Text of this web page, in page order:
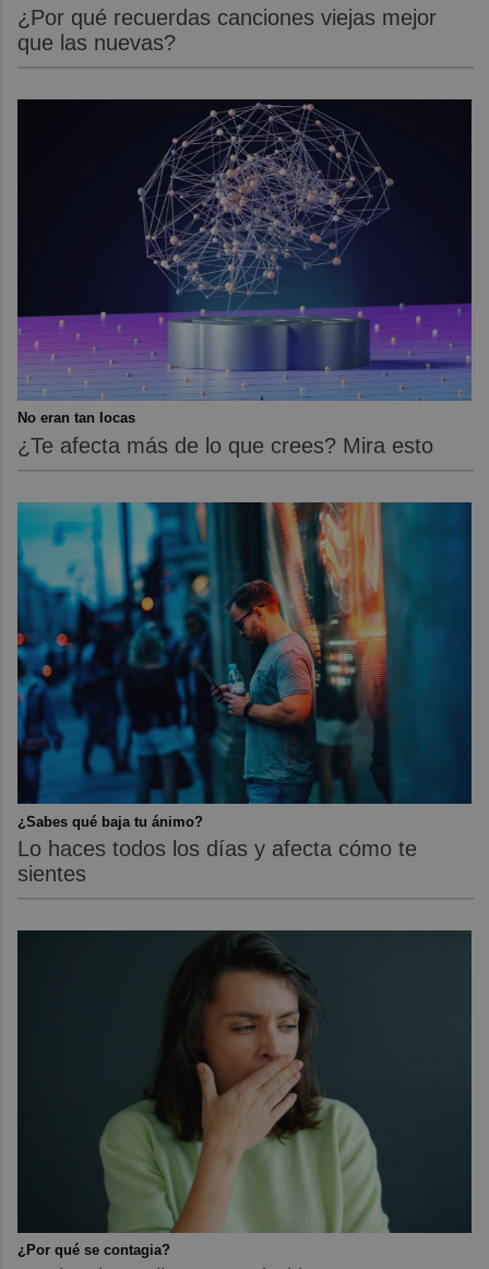
¿Por qué recuerdas canciones viejas mejor
que las nuevas?
No eran tan locas
¿Te afecta más de lo que crees? Mira esto
¿Sabes qué baja tu ánimo?
Lo haces todos los días y afecta cómo te
sientes
¿Por qué se contagia?